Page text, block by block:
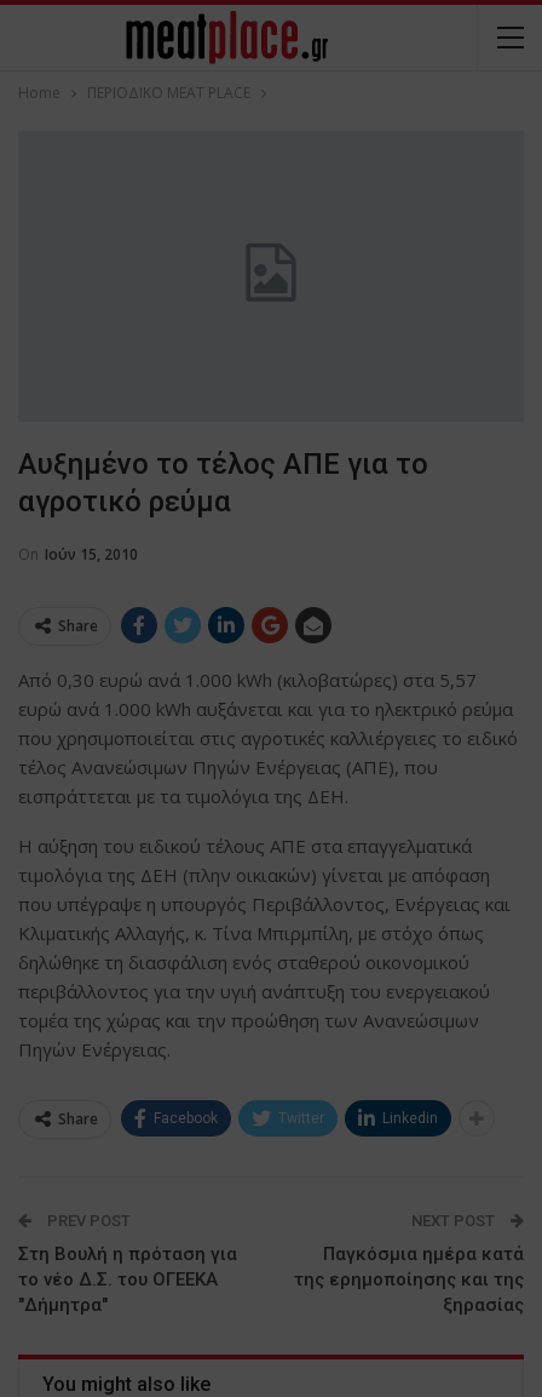
Home ΠΕΡΙΟΔΙΚΟ ΜΕΑΤ PLACE
Αυξημένο το τέλος ΑΠΕ για το
αγροτικό ρεύμα
On Ιούν 15, 2010
Share
Από 0,30 ευρώ ανά 1.000 kWh (κιλοβατώρες) στα 5,57
ευρώ ανά 1.000 kWh αυξάνεται και για το ηλεκτρικό ρεύμα
που χρησιμοποιείται στις αγροτικές καλλιέργειες το ειδικό
τέλος Ανανεώσιμων Πηγών Ενέργειας (ΑΠΕ), που
εισπράττεται με τα τιμολόγια της ΔΕΗ.
Η αύξηση του ειδικού τέλους ΑΠΕ στα επαγγελματικά
τιμολόγια της ΔΕΗ (πλην οικιακών) γίνεται με απόφαση
που υπέγραψε η υπουργός Περιβάλλοντος, Ενέργειας και
Κλιματικής Αλλαγής, κ. Τίνα Μπιρμπίλη, με στόχο όπως
δηλώθηκε τη διασφάλιση ενός σταθερού οικονομικού
περιβάλλοντος για την υγιή ανάπτυξη του ενεργειακού
τομέα της χώρας και την προώθηση των Ανανεώσιμων
Πηγών Ενέργειας.
Share Facebook Twitter Linkedin
PREV POST
Στη Βουλή η πρόταση για
το νέο Δ.Σ. του ΟΓΕΕΚΑ
"Δήμητρα"
NEXT POST
Παγκόσμια ημέρα κατά
της ερημοποίησης και της
ξηρασίας
You might also like